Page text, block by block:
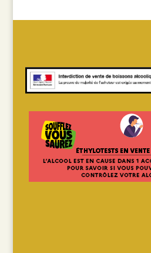
-
–
Costières
Nîmes
(75cl)
2024